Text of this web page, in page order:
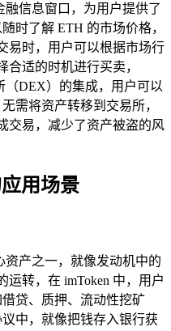
融信息窗口，为用户提供了
时了解 ETH 的市场价格，
易时，用户可以根据市场行
适的时机进行买卖，
（DEX）的集成，用户可以
需将资产转移到交易所，
交易，减少了资产被盗的风
用场景
资产之一，就像发动机中的
转，在 imToken 中，用户
贷、质押、流动性挖矿
中，就像把钱存入银行获